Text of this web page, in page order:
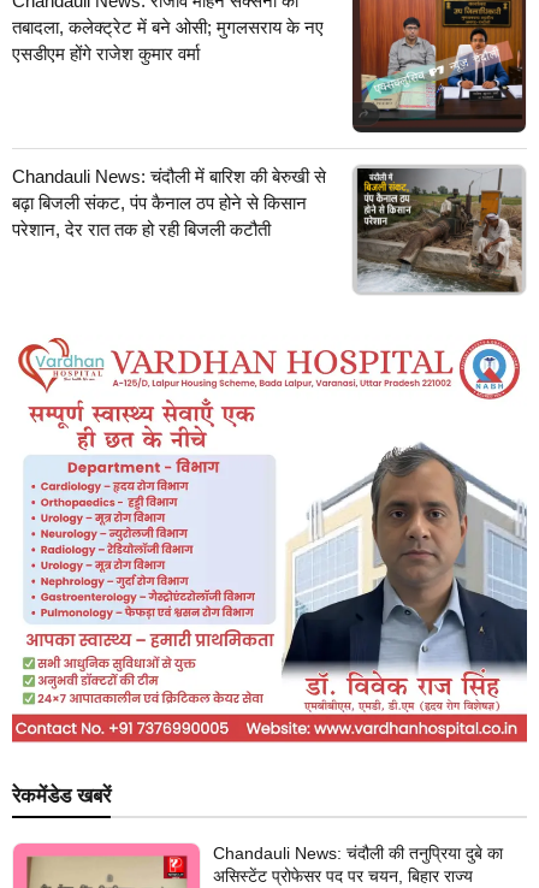
तबादला, कलेक्ट्रेट में बने ओसी; मुगलसराय के नए
एसडीएम होंगे राजेश कुमार वर्मा
Chandauli News: चंदौली में बारिश की बेरुखी से
बढ़ा बिजली संकट, पंप कैनाल ठप होने से किसान
परेशान, देर रात तक हो रही बिजली कटौती
रेकमेंडेड खबरें
Chandauli News: चंदौली की तनुप्रिया दुबे का
असिस्टेंट प्रोफेसर पद पर चयन, बिहार राज्य